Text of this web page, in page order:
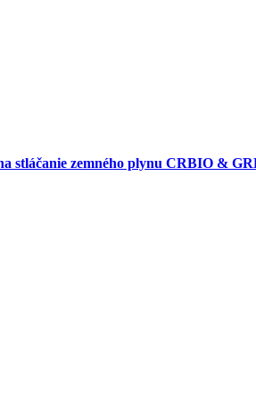
stláčanie zemného plynu CRBIO &